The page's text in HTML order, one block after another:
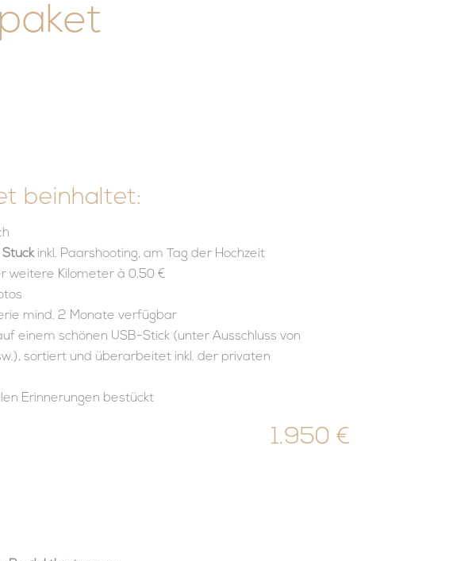
beinhaltet:
inkl. Paarshooting, am Tag der Hochzeit
weitere Kilometer à 0,50 €
mind. 2 Monate verfügbar
einem schönen USB-Stick (unter Ausschluss von
sortiert und überarbeitet inkl. der privaten
Erinnerungen bestückt
1.950 €